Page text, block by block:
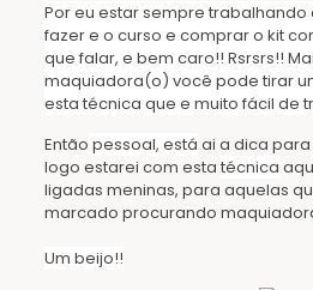
Por eu estar sempre trabalhando
fazer e o curso e comprar o kit
que falar, e bem caro!! Rsrsrs!!
maquiadora(o) você pode tirar
esta técnica que e muito fácil de
Então pessoal, está ai a dica
logo estarei com esta técnica
ligadas meninas, para aquelas
marcado procurando
Um beijo!!